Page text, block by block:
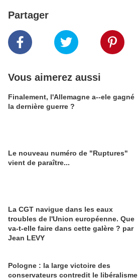
Partager
Vous aimerez aussi
Finalement, l'Allemagne a--ele gagné
la dernière guerre ?
Le nouveau numéro de "Ruptures"
vient de paraître...
La CGT navigue dans les eaux
troubles de l'Union européenne. Que
va-t-elle faire dans cette galère ? par
Jean LEVY
Pologne : la large victoire des
conservateurs contredit le libéralisme